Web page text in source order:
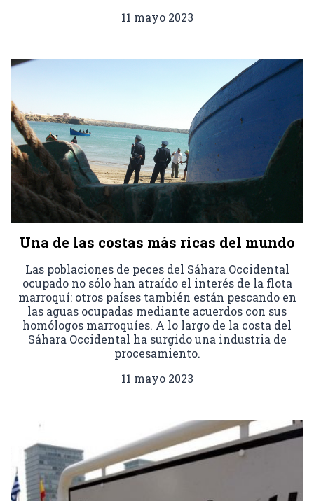
11 mayo 2023
Una de las costas más ricas del mundo
Las poblaciones de peces del Sáhara Occidental
ocupado no sólo han atraído el interés de la flota
marroquí: otros países también están pescando en
las aguas ocupadas mediante acuerdos con sus
homólogos marroquíes. A lo largo de la costa del
Sáhara Occidental ha surgido una industria de
procesamiento.
11 mayo 2023